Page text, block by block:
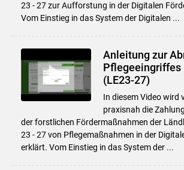
Skip to main content
23 - 27 zur Aufforstung in der Digitalen
Vom Einstieg in das System der Digitalen ...
Anleitung zur
Pflegeeingriffes
(LE23-27)
In diesem Video wird
praxisnah die
der forstlichen Fördermaßnahmen der
23 - 27 von Pflegemaßnahmen in der
erklärt. Vom Einstieg in das System der ...